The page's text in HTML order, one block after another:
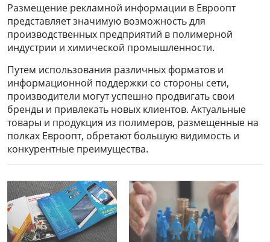
Размещение рекламной информации в Евроопт
представляет значимую возможность для
производственных предприятий в полимерной
индустрии и химической промышленности.
Путем использования различных форматов и
информационной поддержки со стороны сети,
производители могут успешно продвигать свои
бренды и привлекать новых клиентов. Актуальные
товары и продукция из полимеров, размещенные на
полках Евроопт, обретают большую видимость и
конкурентные преимущества.